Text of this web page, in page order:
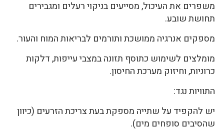
משפרים את העיכול, מסייעים בניקוי רעלים ומגבירים
תחושת שובע.
מספקים אנרגיה ממושכת ותורמים לבריאות המוח והעור.
מומלצים לשימוש כתוסף תזונה במצבי עייפות, דלקות
כרוניות, וחיזוק מערכת החיסון.
התוויות נגד:
יש להקפיד על שתייה מספקת בעת צריכת הזרעים (כיוון
שהסיבים סופחים מים).